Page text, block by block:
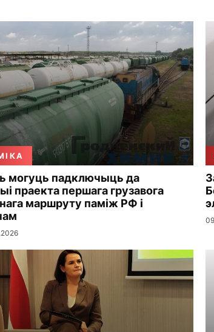
могуць падключыць да
праекта першага грузавога
маршруту паміж РФ і